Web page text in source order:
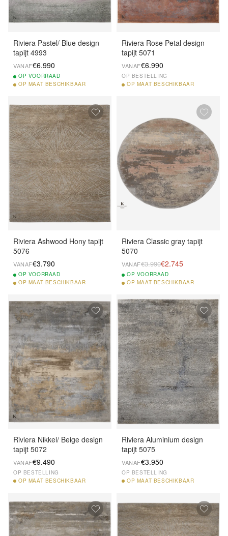
Riviera Pastel/ Blue design
tapijt 4993
VANAF€6.990
OP VOORRAAD
OP MAAT BESCHIKBAAR
Riviera Rose Petal design
tapijt 5071
VANAF€6.990
OP BESTELLING
OP MAAT BESCHIKBAAR
Riviera Ashwood Hony tapijt
5076
VANAF€3.790
OP VOORRAAD
OP MAAT BESCHIKBAAR
Riviera Classic gray tapijt
5070
VANAF€3.990€2.745
OP VOORRAAD
OP MAAT BESCHIKBAAR
Riviera Nikkel/ Beige design
tapijt 5072
VANAF€9.490
OP BESTELLING
OP MAAT BESCHIKBAAR
Riviera Aluminium design
tapijt 5075
VANAF€3.950
OP BESTELLING
OP MAAT BESCHIKBAAR